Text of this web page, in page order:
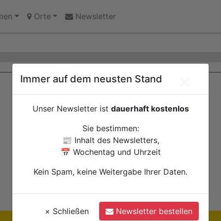
Orte Newsletter
des Jugendheims engagieren sich für Echtz
Interaktive Wanderausstellung ZERO! im
Ihre Anzeige hier?
Immer auf dem neusten Stand
Unser Newsletter ist dauerhaft kostenlos
Sie bestimmen:
📰 Inhalt des Newsletters,
📅 Wochentag und Uhrzeit
Kein Spam, keine Weitergabe Ihrer Daten.
× Schließen Newsletter bestellen